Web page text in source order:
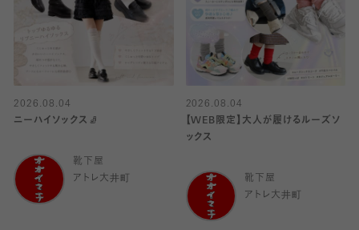
2026.08.04
ニーハイソックス🧦
靴下屋
アトレ大井町
2026.08.04
【WEB限定】大人が履けるルーズソ
ックス
靴下屋
アトレ大井町